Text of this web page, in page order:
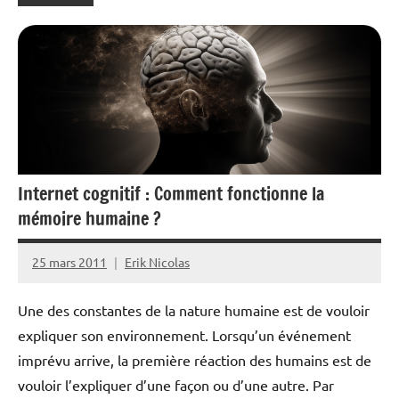
Internet cognitif : Comment fonctionne la
mémoire humaine ?
25 mars 2011 Erik Nicolas
Aucun
Une des constantes de la nature humaine est de vouloir
expliquer son environnement. Lorsqu’un événement
imprévu arrive, la première réaction des humains est de
vouloir l’expliquer d’une façon ou d’une autre. Par